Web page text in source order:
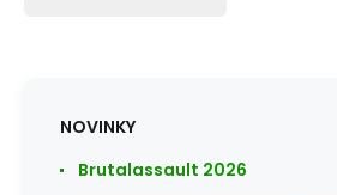
NOVINKY
Brutalassault 2026